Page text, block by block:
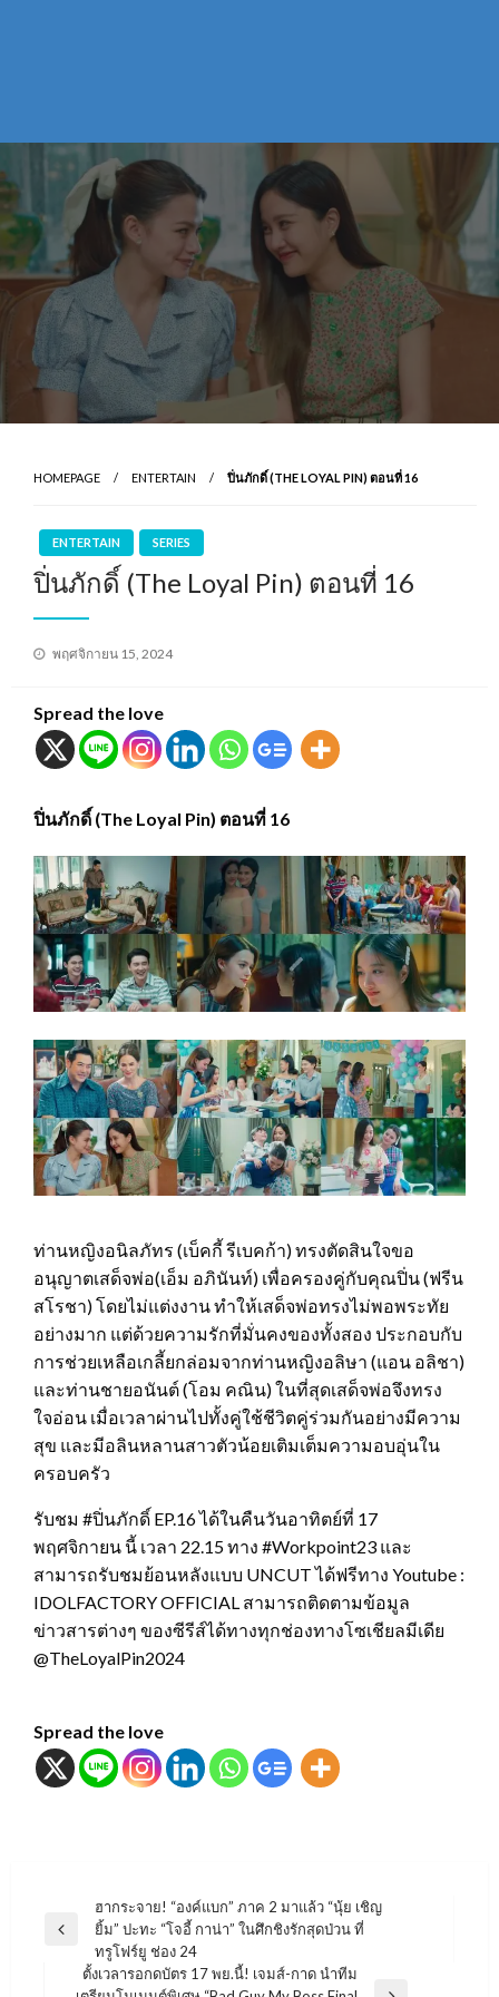
HOMEPAGE ENTERTAIN ปิ่นภักดิ์ (THE LOYAL PIN) ตอนที่ 16
ENTERTAIN SERIES
ปิ่นภักดิ์ (The Loyal Pin) ตอนที่ 16
Posted
พฤศจิกายน 15, 2024
Spread the love
ปิ่นภักดิ์ (The Loyal Pin) ตอนที่ 16
ท่านหญิงอนิลภัทร (เบ็คกี้ รีเบคก้า) ทรงตัดสินใจขอ
อนุญาตเสด็จพ่อ(เอ็ม อภินันท์) เพื่อครองคู่กับคุณปิ่น (ฟรีน
สโรชา) โดยไม่แต่งงาน ทำให้เสด็จพ่อทรงไม่พอพระทัย
อย่างมาก แต่ด้วยความรักที่มั่นคงของทั้งสอง ประกอบกับ
การช่วยเหลือเกลี้ยกล่อมจากท่านหญิงอลิษา (แอน อลิชา)
และท่านชายอนันต์ (โอม คณิน) ในที่สุดเสด็จพ่อจึงทรง
ใจอ่อน เมื่อเวลาผ่านไปทั้งคู่ใช้ชีวิตคู่ร่วมกันอย่างมีความ
สุข และมีอลินหลานสาวตัวน้อยเติมเต็มความอบอุ่นใน
ครอบครัว
รับชม #ปิ่นภักดิ์ EP.16 ได้ในคืนวันอาทิตย์ที่ 17
พฤศจิกายน นี้ เวลา 22.15 ทาง #Workpoint23 และ
สามารถรับชมย้อนหลังแบบ UNCUT ได้ฟรีทาง Youtube :
IDOLFACTORY OFFICIAL สามารถติดตามข้อมูล
ข่าวสารต่างๆ ของซีรีส์ได้ทางทุกช่องทางโซเชียลมีเดีย
@TheLoyalPin2024
Spread the love
แนะแนว
เรื่อง
Previous
ฮากระจาย! “องค์แบก” ภาค 2 มาแล้ว “นุ้ย เชิญ
ยิ้ม” ปะทะ “โจอี้ กาน่า” ในศึกชิงรักสุดป่วน ที่
ทรูโฟร์ยู ช่อง 24
ตั้งเวลารอกดบัตร 17 พย.นี้! เจมส์-กาด นำทีม